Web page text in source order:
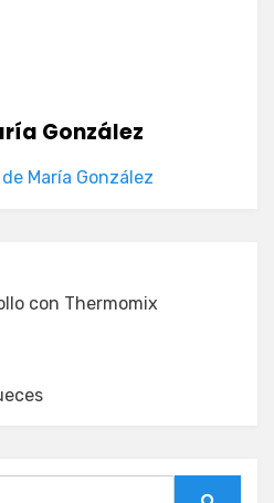
González
María González
con Thermomix